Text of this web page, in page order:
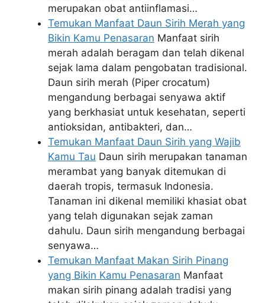
merupakan obat antiinflamasi…
Temukan Manfaat Daun Sirih Merah yang
Bikin Kamu Penasaran Manfaat sirih
merah adalah beragam dan telah dikenal
sejak lama dalam pengobatan tradisional.
Daun sirih merah (Piper crocatum)
mengandung berbagai senyawa aktif
yang berkhasiat untuk kesehatan, seperti
antioksidan, antibakteri, dan…
Temukan Manfaat Daun Sirih yang Wajib
Kamu Tau Daun sirih merupakan tanaman
merambat yang banyak ditemukan di
daerah tropis, termasuk Indonesia.
Tanaman ini dikenal memiliki khasiat obat
yang telah digunakan sejak zaman
dahulu. Daun sirih mengandung berbagai
senyawa…
Temukan Manfaat Makan Sirih Pinang
yang Bikin Kamu Penasaran Manfaat
makan sirih pinang adalah tradisi yang